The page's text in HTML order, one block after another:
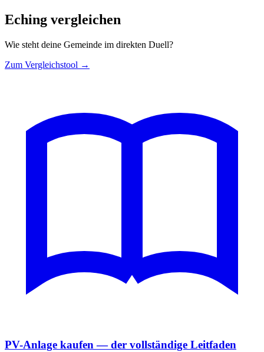
Eching vergleichen
Wie steht deine Gemeinde im direkten Duell?
Zum Vergleichstool →
PV-Anlage kaufen — der vollständige Leitfaden